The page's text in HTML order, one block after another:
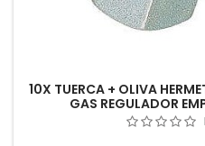
10X TUERCA + OLIVA
GAS REGULADOR